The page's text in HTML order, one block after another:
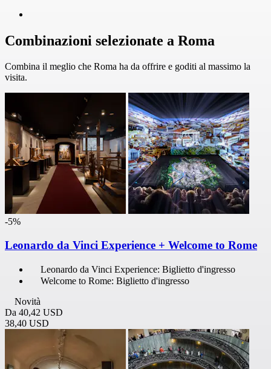
Combinazioni selezionate a Roma
Combina il meglio che Roma ha da offrire e goditi al massimo la
visita.
-5%
Leonardo da Vinci Experience + Welcome to Rome
Leonardo da Vinci Experience: Biglietto d'ingresso
Welcome to Rome: Biglietto d'ingresso
Novità
Da 40,42 USD
38,40 USD